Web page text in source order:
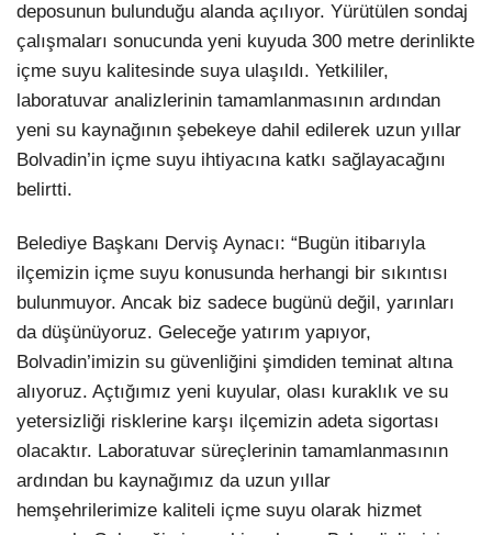
deposunun bulunduğu alanda açılıyor. Yürütülen sondaj
çalışmaları sonucunda yeni kuyuda 300 metre derinlikte
içme suyu kalitesinde suya ulaşıldı. Yetkililer,
laboratuvar analizlerinin tamamlanmasının ardından
yeni su kaynağının şebekeye dahil edilerek uzun yıllar
Bolvadin’in içme suyu ihtiyacına katkı sağlayacağını
belirtti.
Belediye Başkanı Derviş Aynacı: “Bugün itibarıyla
ilçemizin içme suyu konusunda herhangi bir sıkıntısı
bulunmuyor. Ancak biz sadece bugünü değil, yarınları
da düşünüyoruz. Geleceğe yatırım yapıyor,
Bolvadin’imizin su güvenliğini şimdiden teminat altına
alıyoruz. Açtığımız yeni kuyular, olası kuraklık ve su
yetersizliği risklerine karşı ilçemizin adeta sigortası
olacaktır. Laboratuvar süreçlerinin tamamlanmasının
ardından bu kaynağımız da uzun yıllar
hemşehrilerimize kaliteli içme suyu olarak hizmet